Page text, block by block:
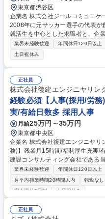
東京都渋谷区
企業名 株式会社ジールコミュニケーションズ 求人名 【
2008年に元サッカー選手の代表が創設/
就活生を中心とした求職者と、企
る当社にて、自社Webサービスの
任せいたします。ゆくゆくは上流工
保有の就活情報サイト、サービス
守、運用 新規開発 ■LPの運用保
成、業務効率化ツール作成） ゆく
の開発及び運用をサーバサイドか
当していただきます。 募集職種 【社内エンジニア】2008年に元サッカー
選手の代表が創設/ITサービス・HR
業界未経験歓迎 年間休日120日以上
土日祝休み
正社員
株式会社復建エンジニヤリン
経験必須【人事(採用/労
実/有給日数多 採用人事
月給25万円～35万円
東京都中央区
企業名 株式会社復建エンジニヤリング 求人名 経験必須【人事(
務)】残業月15時間/福利厚生充実/有給日数多 仕事の内容
建設コンサルティング会社である
当していただきます。 【具体的には】 ■新卒採用業務■中途採用業務■新入
社員研修■業界団体打合せ■労務業
の課題抽出・問題解決■システム
務)】残業月15時間/福利厚生充実/
業界未経験歓迎 年間休日120日以上
月平均残業時間20時間以内
転勤なし
完全週休2日制
土日祝休み
正社員